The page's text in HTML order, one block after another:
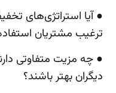
● آیا استراتژی‌های
ترغیب مشتریان
● چه مزیت متفاوتی
دیگران بهتر باشند؟